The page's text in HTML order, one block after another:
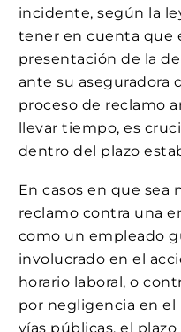
incidente, según la
tener en cuenta que
presentación de la
ante su aseguradora
proceso de reclamo
llevar tiempo, es
dentro del plazo
En casos en que sea
reclamo contra una
como un empleado
involucrado en el
horario laboral, o
por negligencia en
vías públicas, el